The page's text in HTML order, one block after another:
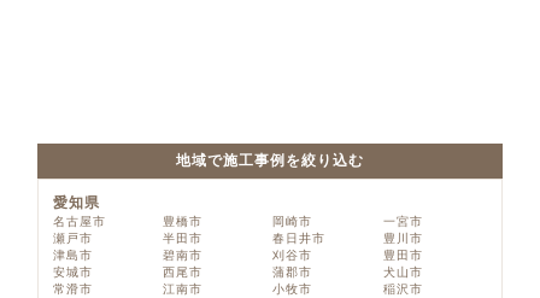
地域で施工事例を絞り込む
愛知県
名古屋市 豊橋市 岡崎市
一宮市
瀬戸市
半田市 春日井市
豊川市
津島市
碧南市 刈谷市
豊田市
安城市
西尾市 蒲郡市
犬山市
常滑市
江南市 小牧市
稲沢市